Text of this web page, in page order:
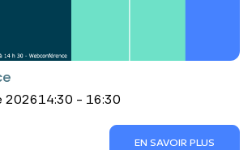
202614:30 - 16:30
EN SAVOIR PLUS